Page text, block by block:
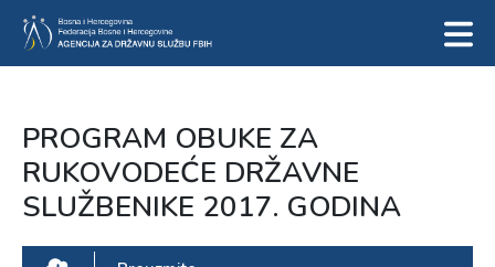
PROGRAM OBUKE ZA
RUKOVODEĆE DRŽAVNE
SLUŽBENIKE 2017. GODINA